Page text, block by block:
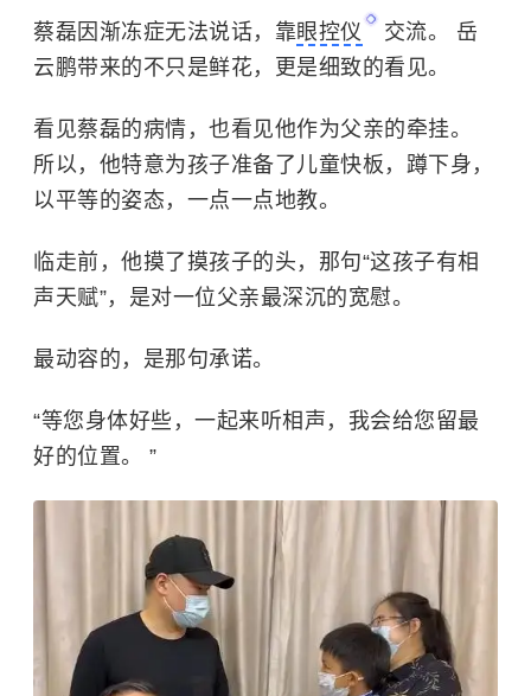
蔡磊因渐冻症无法说话，靠眼控仪 交流。 岳
云鹏带来的不只是鲜花，更是细致的看见。
看见蔡磊的病情，也看见他作为父亲的牵挂。
所以，他特意为孩子准备了儿童快板，蹲下身，
以平等的姿态，一点一点地教。
临走前，他摸了摸孩子的头，那句“这孩子有相
声天赋”，是对一位父亲最深沉的宽慰。
最动容的，是那句承诺。
“等您身体好些，一起来听相声，我会给您留最
好的位置。 ”